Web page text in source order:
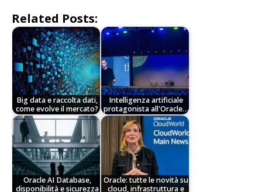
Related Posts:
Big data e raccolta dati,
come evolve il mercato?
Intelligenza artificiale
protagonista all'Oracle…
Oracle AI Database,
disponibilità e sicurezza
Oracle: tutte le novità su
cloud, infrastruttura e